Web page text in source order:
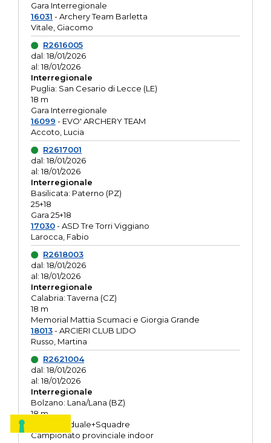
Gara Interregionale
16031 - Archery Team Barletta
Vitale, Giacomo
R2616005
dal: 18/01/2026
al: 18/01/2026
Interregionale
Puglia: San Cesario di Lecce (LE)
18 m
Gara Interregionale
16099 - EVO' ARCHERY TEAM
Accoto, Lucia
R2617001
dal: 18/01/2026
al: 18/01/2026
Interregionale
Basilicata: Paterno (PZ)
25+18
Gara 25+18
17030- ASD Tre Torri Viggiano
Larocca, Fabio
R2618003
dal: 18/01/2026
al: 18/01/2026
Interregionale
Calabria: Taverna (CZ)
18 m
Memorial Mattia Scumaci e Giorgia Grande
18013- ARCIERI CLUB LIDO
Russo, Martina
R2621004
dal: 18/01/2026
al: 18/01/2026
Interregionale
Bolzano: Lana/Lana (BZ)
18 m
O.R. Individuale+Squadre
Campionato provinciale indoor